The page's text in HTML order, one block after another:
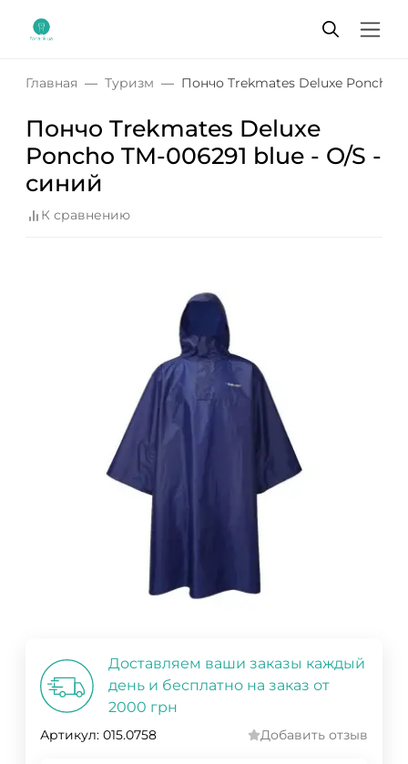
Главная Туризм Пончо Trekmates Deluxe Poncho
Пончо Trekmates Deluxe
Poncho TM-006291 blue - O/S -
синий
К сравнению
Доставляем ваши заказы каждый
день и бесплатно на заказ от
2000 грн
Артикул: 015.0758 Добавить отзыв